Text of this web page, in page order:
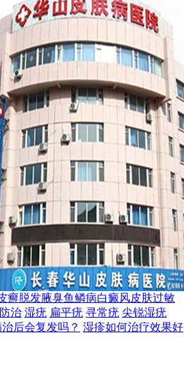
癣脱发腋臭鱼鳞病白癜风皮肤过敏
治 湿疣 扁平疣 寻常疣 尖锐湿疣
后会复发吗？ 湿疹如何治疗效果好